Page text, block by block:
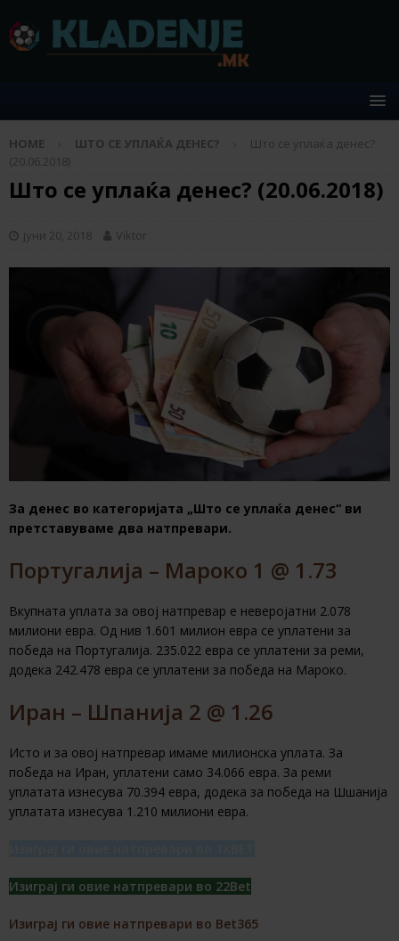
HOME ШТО СЕ УПЛАЌА ДЕНЕС?
Што се уплаќа денес?
(20.06.2018)
Што се уплаќа денес? (20.06.2018)
јуни 20, 2018 Viktor
За денес во категоријата „Што се уплаќа денес“ ви
претставуваме два натпревари.
Португалија – Мароко 1 @ 1.73
Вкупната уплата за овој натпревар е неверојатни 2.078
милиони евра. Од нив 1.601 милион евра се уплатени за
победа на Португалија. 235.022 евра се уплатени за реми,
додека 242.478 евра се уплатени за победа на Мароко.
Иран – Шпанија 2 @ 1.26
Исто и за овој натпревар имаме милионска уплата. За
победа на Иран, уплатени само 34.066 евра. За реми
уплатата изнесува 70.394 евра, додека за победа на Шшанија
уплатата изнесува 1.210 милиони евра.
Изиграј ги овие натпревари во 22Bet
Изиграј ги овие натпревари во Bet365